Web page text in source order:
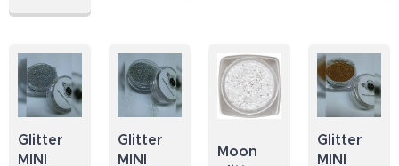
Glitter
MINI
Glitter
MINI
Moon
Glitter
MINI